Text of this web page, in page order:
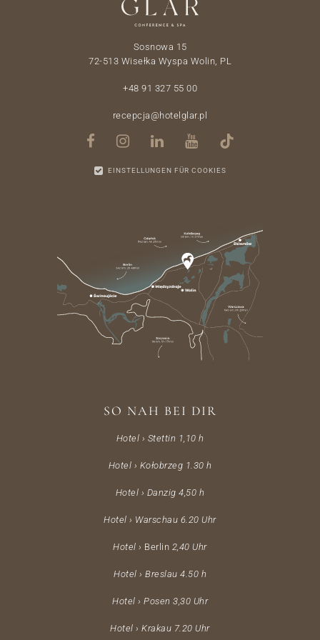
Sosnowa 15
72-513 Wisełka Wyspa Wolin, PL
+48 91 327 55 00
recepcja@hotelglar.pl
EINSTELLUNGEN FÜR COOKIES
SO NAH BEI DIR
Hotel › Stettin 1,10 h
Hotel › Kołobrzeg 1.30 h
Hotel › Danzig 4,50 h
Hotel › Warschau 6.20 Uhr
Hotel › Berlin 2,40 Uhr
Hotel › Breslau 4.50 h
Hotel › Posen 3,30 Uhr
Hotel › Krakau 7.20 Uhr